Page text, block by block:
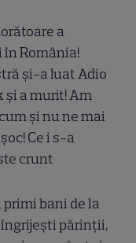
a
România!
și-a luat Adio
și a murit! Am
și nu ne mai
Ce i s-a
crunt
bani de la
părinții,